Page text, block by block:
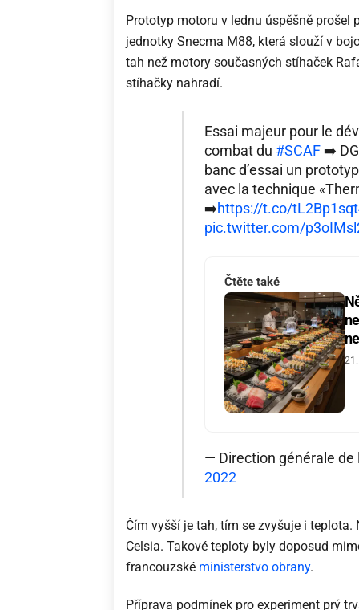
Prototyp motoru v lednu úspěšně prošel
jednotky Snecma M88, která slouží v
tah než motory současných stíhaček
stíhačky nahradí.
Essai majeur pour le
combat du #SCAF➡️
banc d’essai un
avec la technique
➡️https://t.co/
pic.twitter.com/
Čtěte také
— Direction générale
2022
Čím vyšší je tah, tím se zvyšuje i
Celsia. Takové teploty byly doposud
francouzské ministerstvo obrany.
Příprava podmínek pro experiment prý